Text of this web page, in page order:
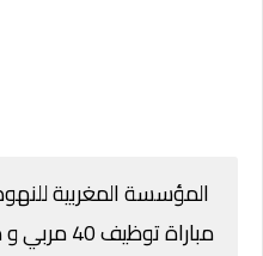
المؤسسة المغربية
مباراة توظيف 40 مربي و مربية التعليم الأولي